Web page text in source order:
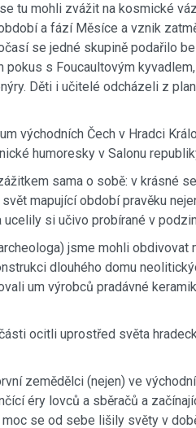
tu mohli zvážit na kosmické
a fází Měsíce a vznik
se jedné skupině podařilo
s Foucaultovým
Děti i učitelé odcházeli z
východních Čech v Hradci
humoresky v Salonu
sama o sobě: v krásné
mapující období pravěku
si učivo probírané v
jsme mohli
dlouhého domu
um výrobců pradávné
ocitli uprostřed světa
zemědělci (nejen) ve
éry lovců a sběračů a
se od sebe lišily světy v